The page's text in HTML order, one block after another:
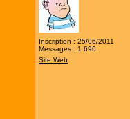
Inscription : 25/06/2011
Messages : 1 696
Site Web